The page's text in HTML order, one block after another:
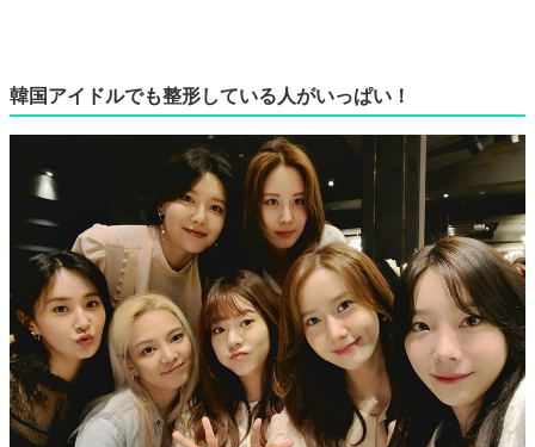
韓国アイドルでも整形している人がいっぱい！